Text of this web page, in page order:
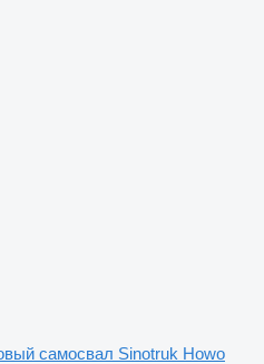
самосвал Sinotruk Howo